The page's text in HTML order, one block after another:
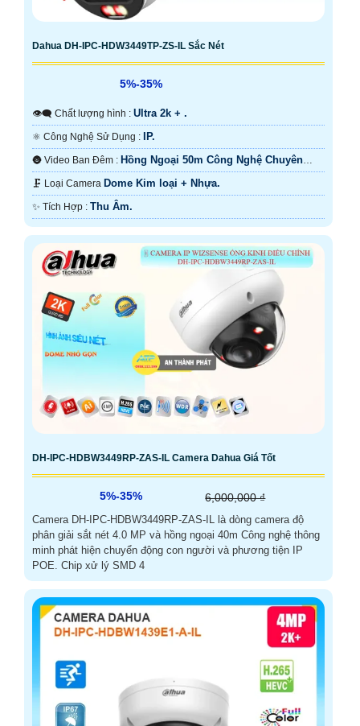
Dahua DH-IPC-HDW3449TP-ZS-IL Sắc Nét
5%-35%
👁️‍🗨 Chất lượng hình : Ultra 2k + .
⚛️ Công Nghệ Sử Dụng : IP.
🌚 Video Ban Đêm : Hồng Ngoại 50m Công Nghệ Chuyên
Dụng.
🗜️ Loại Camera Dome Kim loại + Nhựa.
️✨ Tích Hợp : Thu Âm.
DH-IPC-HDBW3449RP-ZAS-IL Camera Dahua Giá Tốt
5%-35% 6,000,000 ₫
Camera DH-IPC-HDBW3449RP-ZAS-IL là dòng camera độ
phân giải sắt nét 4.0 MP và hồng ngoại 40m Công nghệ thông
minh phát hiện chuyển động con người và phương tiện IP
POE. Chip xử lý SMD 4